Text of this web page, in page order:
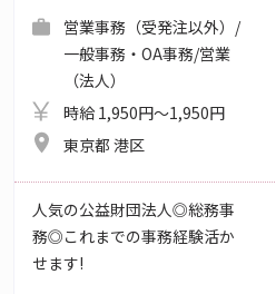
営業事務（受発注以外）/
一般事務・OA事務/営業
（法人）
時給 1,950円～1,950円
東京都 港区
人気の公益財団法人◎総務事
務◎これまでの事務経験活か
せます!